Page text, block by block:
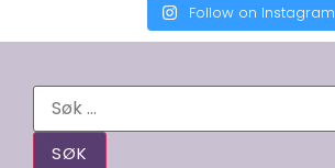
Follow on Instagram